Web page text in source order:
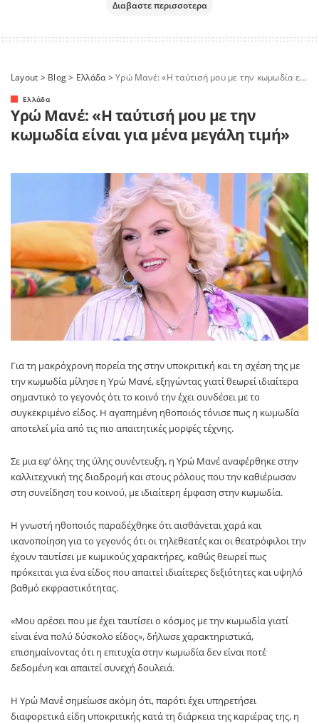
Διαβαστε περισσοτερα
Layout > Blog> Ελλάδα>Υρώ Μανέ: «Η ταύτισή μου με την κωμωδία είναι για μένα μεγάλη τιμή»
Ελλάδα
Υρώ Μανέ: «Η ταύτισή μου με την
κωμωδία είναι για μένα μεγάλη τιμή»
Για τη μακρόχρονη πορεία της στην υποκριτική και τη σχέση της με
την κωμωδία μίλησε η Υρώ Μανέ, εξηγώντας γιατί θεωρεί ιδιαίτερα
σημαντικό το γεγονός ότι το κοινό την έχει συνδέσει με το
συγκεκριμένο είδος. Η αγαπημένη ηθοποιός τόνισε πως η κωμωδία
αποτελεί μία από τις πιο απαιτητικές μορφές τέχνης.
Σε μια εφ’ όλης της ύλης συνέντευξη, η Υρώ Μανέ αναφέρθηκε στην
καλλιτεχνική της διαδρομή και στους ρόλους που την καθιέρωσαν
στη συνείδηση του κοινού, με ιδιαίτερη έμφαση στην κωμωδία.
Η γνωστή ηθοποιός παραδέχθηκε ότι αισθάνεται χαρά και
ικανοποίηση για το γεγονός ότι οι τηλεθεατές και οι θεατρόφιλοι την
έχουν ταυτίσει με κωμικούς χαρακτήρες, καθώς θεωρεί πως
πρόκειται για ένα είδος που απαιτεί ιδιαίτερες δεξιότητες και υψηλό
βαθμό εκφραστικότητας.
«Μου αρέσει που με έχει ταυτίσει ο κόσμος με την κωμωδία γιατί
είναι ένα πολύ δύσκολο είδος», δήλωσε χαρακτηριστικά,
επισημαίνοντας ότι η επιτυχία στην κωμωδία δεν είναι ποτέ
δεδομένη και απαιτεί συνεχή δουλειά.
Η Υρώ Μανέ σημείωσε ακόμη ότι, παρότι έχει υπηρετήσει
διαφορετικά είδη υποκριτικής κατά τη διάρκεια της καριέρας της, η